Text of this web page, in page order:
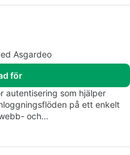
Asgardeo
för
autentisering som hjälper
på ett enkelt
och…